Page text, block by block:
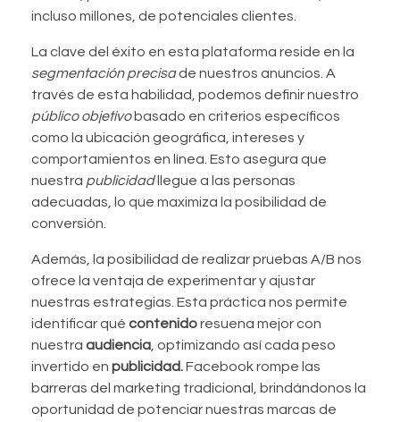
incluso millones, de potenciales clientes.
La clave del éxito en esta plataforma reside en la
segmentación precisade nuestros anuncios. A
través de esta habilidad, podemos definir nuestro
público objetivobasado en criterios específicos
como la ubicación geográfica, intereses y
comportamientos en línea. Esto asegura que
nuestra publicidadllegue a las personas
adecuadas, lo que maximiza la posibilidad de
conversión.
Además, la posibilidad de realizar pruebas A/B nos
ofrece la ventaja de experimentar y ajustar
nuestras estrategias. Esta práctica nos permite
identificar qué contenidoresuena mejor con
nuestra audiencia , optimizando así cada peso
invertido en publicidad.Facebook rompe las
barreras del marketing tradicional, brindándonos la
oportunidad de potenciar nuestras marcas de